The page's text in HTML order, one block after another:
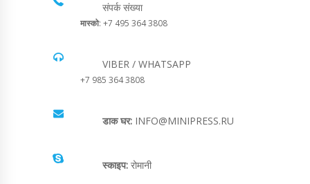
संपर्क संख्या
मास्को: +7 495 364 3808
VIBER / WHATSAPP
+7 985 364 3808
डाक घर: INFO@MINIPRESS.RU
स्काइप: रोमानी